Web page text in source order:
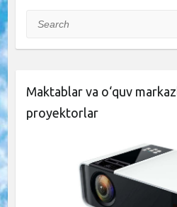
Search
Maktablar va o‘quv
proyektorlar